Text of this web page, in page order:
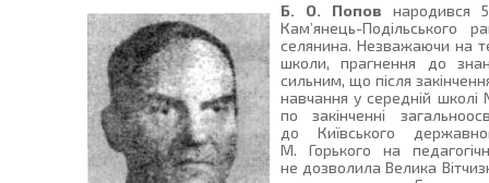
Б. О. Попов народився
Кам’янець-Подільського
селянина. Незважаючи на
школи, прагнення до
сильним, що після
навчання у середній школі
по закінченні
до Київського
М. Горького на
не дозволила Велика